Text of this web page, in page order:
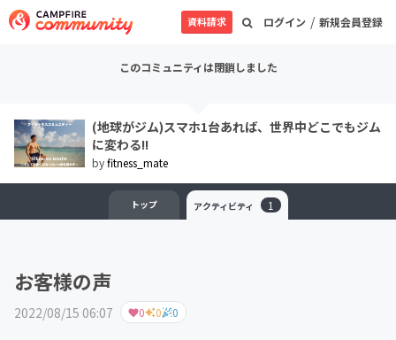
ログイン / 新規会員登録
資料請求
このコミュニティは閉鎖しました
(地球がジム)スマホ1台あれば、世界中どこでもジム
に変わる!!
byfitness_mate
トップ アクティビティ 1
お客様の声
2022/08/15 06:07 0 0 0